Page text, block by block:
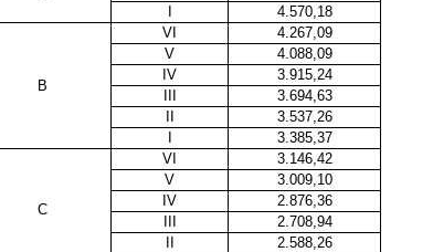
4.570,18
B
VI
4.267,09
V
4.088,09
IV
3.915,24
3.694,63
3.537,26
3.385,37
C
VI
3.146,42
V
3.009,10
IV
2.876,36
2.708,94
2.588,26